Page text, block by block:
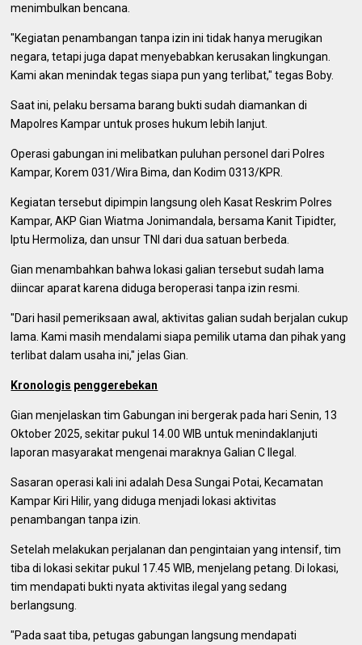
menimbulkan bencana.
"Kegiatan penambangan tanpa izin ini tidak hanya merugikan
negara, tetapi juga dapat menyebabkan kerusakan lingkungan.
Kami akan menindak tegas siapa pun yang terlibat," tegas Boby.
Saat ini, pelaku bersama barang bukti sudah diamankan di
Mapolres Kampar untuk proses hukum lebih lanjut.
Operasi gabungan ini melibatkan puluhan personel dari Polres
Kampar, Korem 031/Wira Bima, dan Kodim 0313/KPR.
Kegiatan tersebut dipimpin langsung oleh Kasat Reskrim Polres
Kampar, AKP Gian Wiatma Jonimandala, bersama Kanit Tipidter,
Iptu Hermoliza, dan unsur TNI dari dua satuan berbeda.
Gian menambahkan bahwa lokasi galian tersebut sudah lama
diincar aparat karena diduga beroperasi tanpa izin resmi.
"Dari hasil pemeriksaan awal, aktivitas galian sudah berjalan cukup
lama. Kami masih mendalami siapa pemilik utama dan pihak yang
terlibat dalam usaha ini," jelas Gian.
Kronologis penggerebekan
Gian menjelaskan tim Gabungan ini bergerak pada hari Senin, 13
Oktober 2025, sekitar pukul 14.00 WIB untuk menindaklanjuti
laporan masyarakat mengenai maraknya Galian C Ilegal.
Sasaran operasi kali ini adalah Desa Sungai Potai, Kecamatan
Kampar Kiri Hilir, yang diduga menjadi lokasi aktivitas
penambangan tanpa izin.
Setelah melakukan perjalanan dan pengintaian yang intensif, tim
tiba di lokasi sekitar pukul 17.45 WIB, menjelang petang. Di lokasi,
tim mendapati bukti nyata aktivitas ilegal yang sedang
berlangsung.
"Pada saat tiba, petugas gabungan langsung mendapati